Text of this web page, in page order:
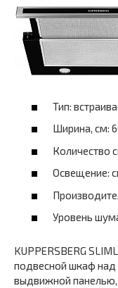
Тип:
Ширина, см:
Количество
Освещение:
Уровень
KUPPERSBERG
подвесной шкаф
выдвижной панелью,